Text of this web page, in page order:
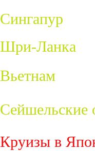
Сингапур
Шри-Ланка
Вьетнам
Сейшельские
Круизы в